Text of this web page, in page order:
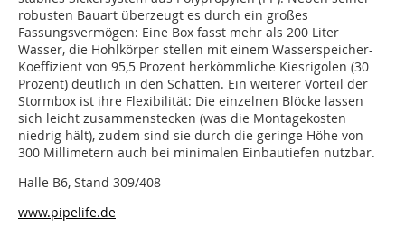
robusten Bauart überzeugt es durch ein großes
Fassungsvermögen: Eine Box fasst mehr als 200 Liter
Wasser, die Hohlkörper stellen mit einem Wasserspeicher-
Koeffizient von 95,5 Prozent herkömmliche Kiesrigolen (30
Prozent) deutlich in den Schatten. Ein weiterer Vorteil der
Stormbox ist ihre Flexibilität: Die einzelnen Blöcke lassen
sich leicht zusammenstecken (was die Montagekosten
niedrig hält), zudem sind sie durch die geringe Höhe von
300 Millimetern auch bei minimalen Einbautiefen nutzbar.
Halle B6, Stand 309/408
www.pipelife.de